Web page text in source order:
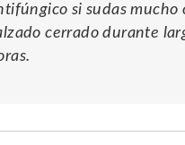
si sudas mucho
cerrado durante